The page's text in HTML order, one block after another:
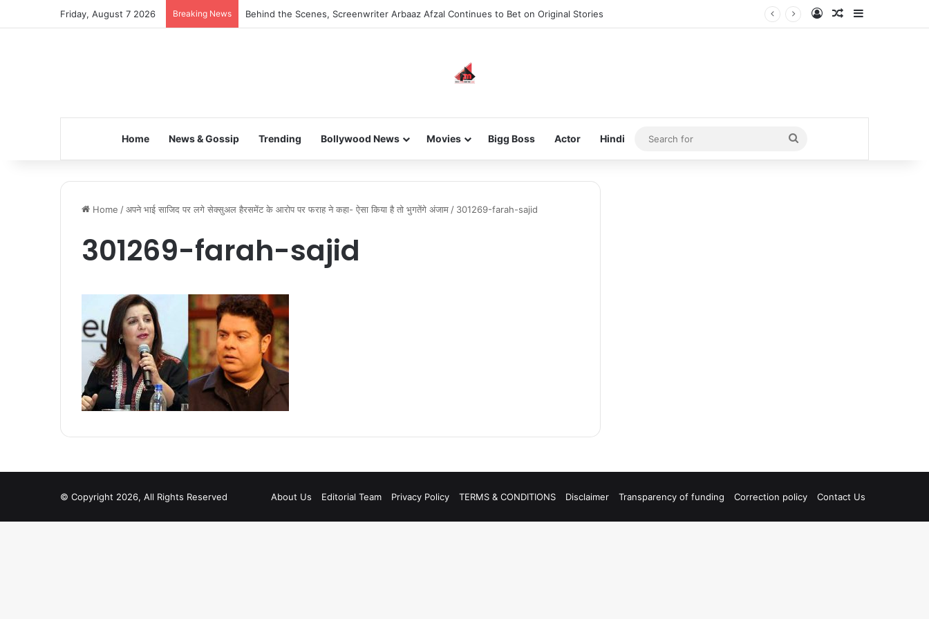
Friday, August 7 2026 Breaking News Behind the Scenes, Screenwriter Arbaaz Afzal Continues to Bet on Original Stories Log InRandom Article
Home News & Gossip Trending Bollywood News Movies Bigg Boss Actor Hindi
Search
for
Home /अपने भाई साजिद पर लगे सेक्सुअल हैरसमेंट के आरोप पर फराह ने कहा- ऐसा किया है तो भुगतेंगे अंजाम / 301269-farah-sajid
301269-farah-sajid
© Copyright 2026, All Rights Reserved About Us Editorial Team Privacy Policy TERMS & CONDITIONS Disclaimer Transparency of funding Correction policy Contact Us